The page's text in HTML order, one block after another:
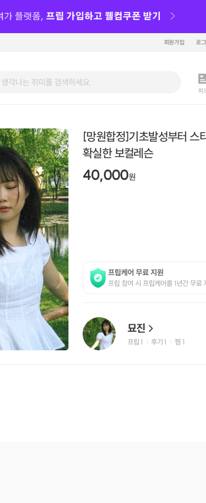
회원가입 로
피
[망원합정]기초발성부터 스
확실한 보컬레슨
40,000원
프립케어 무료 지원
프립 참여 시 프립케어를 1년간 무료
묘진
프립 1 후기 1 찜 1